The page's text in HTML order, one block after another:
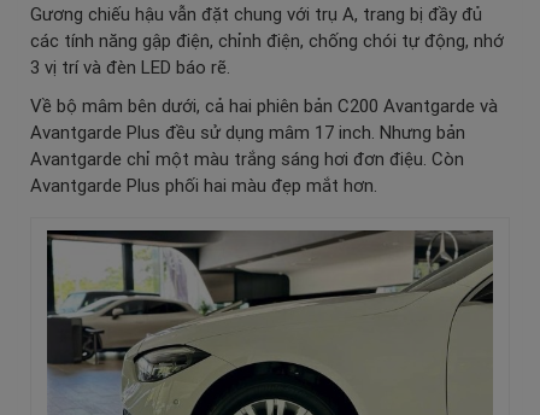
Gương chiếu hậu vẫn đặt chung với trụ A, trang bị đầy đủ
các tính năng gập điện, chỉnh điện, chống chói tự động, nhớ
3 vị trí và đèn LED báo rẽ.
Về bộ mâm bên dưới, cả hai phiên bản C200 Avantgarde và
Avantgarde Plus đều sử dụng mâm 17 inch. Nhưng bản
Avantgarde chỉ một màu trắng sáng hơi đơn điệu. Còn
Avantgarde Plus phối hai màu đẹp mắt hơn.